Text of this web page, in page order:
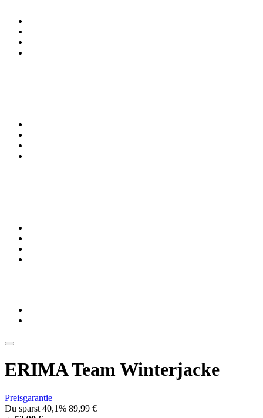
ERIMA Team Winterjacke
Preisgarantie
Du sparst 40,1% 89,99 €